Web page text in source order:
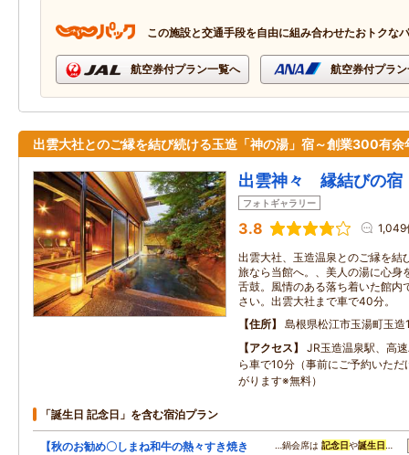
この施設と交通手段を自由に組み合わせたおトクな
航空券付プラン一覧へ 航空券付プラ
出雲大社とのご縁を結び続ける玉造「神の湯」宿～創業300有余
出雲神々 縁結びの
フォトギャラリー
3.8 1,049
出雲大社、玉造温泉とのご縁を
旅なら当館へ。、美人の湯に心身
舌鼓。風情のある落ち着いた館内
さい。出雲大社まで車で40分。
住所
島根県松江市玉湯町玉造
アクセス
JR玉造温泉駅、高
ら車で10分（事前にご予約いただ
がります※無料）
「誕生日 記念日」を含む宿泊プラン
【秋のお勧め〇しまね和牛の熱々すき焼き
…鍋会席は記念日や誕生日 …